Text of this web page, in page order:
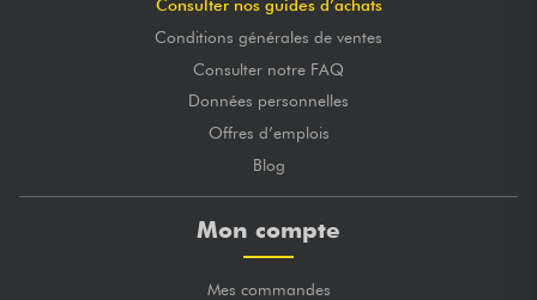
Consulter nos guides d’achats
Conditions générales de ventes
Consulter notre FAQ
Données personnelles
Offres d’emplois
Blog
Mon compte
Mes commandes